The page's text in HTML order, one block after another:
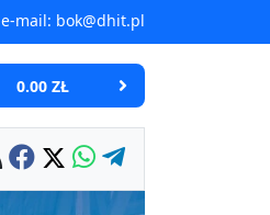
e-mail: bok@dhit.pl
0.00 ZŁ